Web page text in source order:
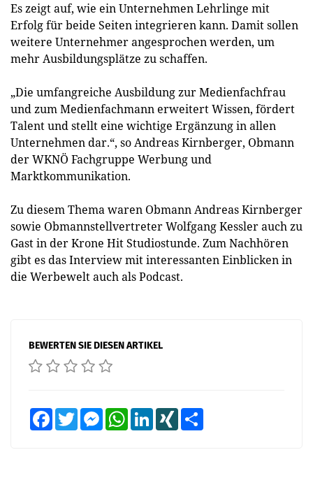
Es zeigt auf, wie ein Unternehmen Lehrlinge mit
Erfolg für beide Seiten integrieren kann. Damit sollen
weitere Unternehmer angesprochen werden, um
mehr Ausbildungsplätze zu schaffen.
„Die umfangreiche Ausbildung zur Medienfachfrau
und zum Medienfachmann erweitert Wissen, fördert
Talent und stellt eine wichtige Ergänzung in allen
Unternehmen dar.“, so Andreas Kirnberger, Obmann
der WKNÖ Fachgruppe Werbung und
Marktkommunikation.
Zu diesem Thema waren Obmann Andreas Kirnberger
sowie Obmannstellvertreter Wolfgang Kessler auch zu
Gast in der Krone Hit Studiostunde. Zum Nachhören
gibt es das Interview mit interessanten Einblicken in
die Werbewelt auch als Podcast.
BEWERTEN SIE DIESEN ARTIKEL
FacebookTwitter MessengerWhatsAppLinkedInXING